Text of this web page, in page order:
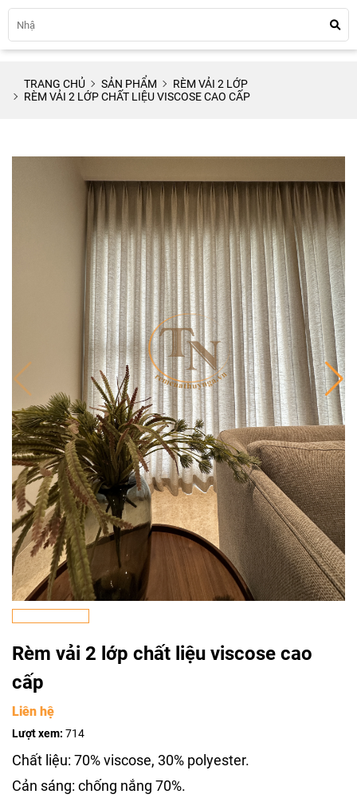
TRANG CHỦ SẢN PHẨM
RÈM VẢI 2 LỚP
RÈM VẢI 2 LỚP CHẤT LIỆU VISCOSE CAO CẤP
Rèm vải 2 lớp chất liệu viscose cao
cấp
Liên hệ
Lượt xem: 714
Chất liệu: 70% viscose, 30% polyester.
Cản sáng: chống nắng 70%.